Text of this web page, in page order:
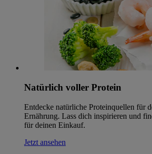
Natürlich voller Protein
Entdecke natürliche Proteinquellen für
Ernährung. Lass dich inspirieren und
für deinen Einkauf.
Jetzt ansehen